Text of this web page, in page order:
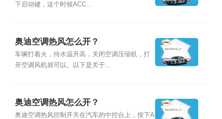
下启动键，这个时候ACC...
奥迪空调热风怎么开？
车辆打着火，待水温升高，关闭空调压缩机，打
开空调风机就可以。以下是关于...
奥迪空调热风怎么开？
奥迪空调热风控制开关在汽车的中控台上，按下A